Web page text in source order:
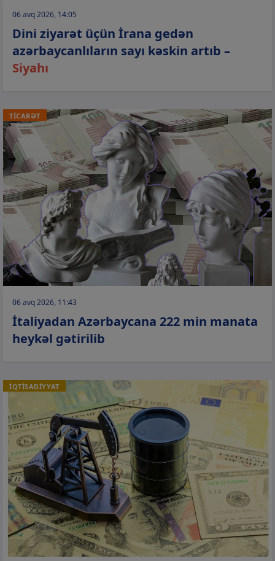
06 avq 2026, 14:05
Dini ziyarət üçün İrana gedən
azərbaycanlıların sayı kəskin artıb –
Siyahı
TİCARƏT
06 avq 2026, 11:43
İtaliyadan Azərbaycana 222 min manata
heykəl gətirilib
İQTİSADİYYAT